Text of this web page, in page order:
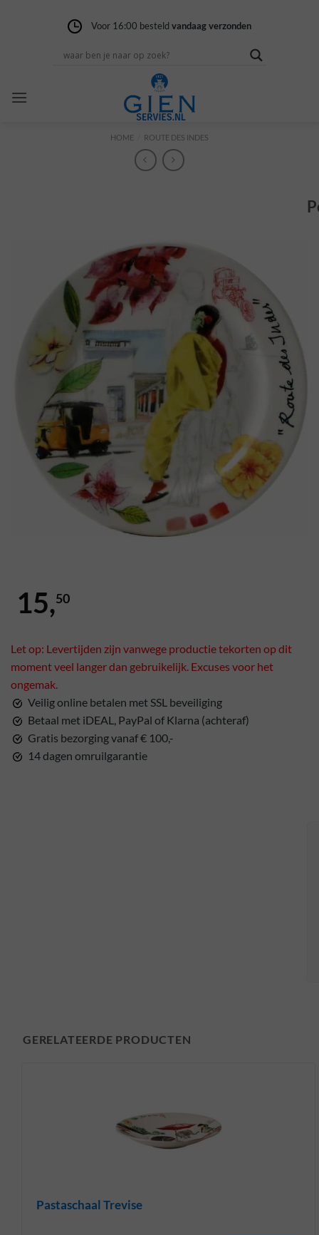
Gratis verzendingvanaf 100,-
Voor 16:00 besteld vandaag verzonden
14 dagen niet goedgeld terug
HOME ROUTE DES INDES
15,50
Let op: Levertijden zijn vanwege productie tekorten op dit
moment veel langer dan gebruikelijk. Excuses voor het
ongemak.
Veilig online betalen met SSL beveiliging
Betaal met iDEAL, PayPal of Klarna (achteraf)
Gratis bezorging vanaf € 100,-
14 dagen omruilgarantie
GERELATEERDE PRODUCTEN
Pastaschaal Trevise